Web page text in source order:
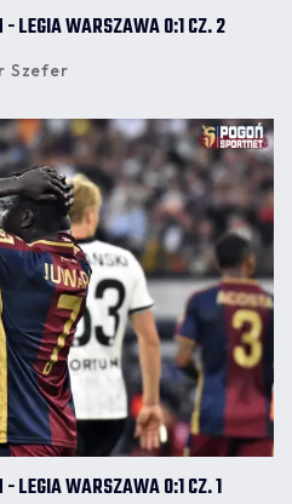
LEGIA WARSZAWA 0:1 CZ. 2
Szefer
LEGIA WARSZAWA 0:1 CZ. 1